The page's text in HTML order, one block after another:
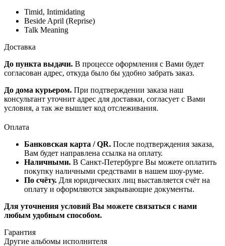
Timid, Intimidating
Beside April (Reprise)
Talk Meaning
Доставка
До пункта выдачи. В процессе оформления с Вами будет
согласован адрес, откуда было бы удобно забрать заказ.
До дома курьером. При подтверждении заказа наш
консультант уточнит адрес для доставки, согласует с Вами
условия, а так же вышлет код отслеживания.
Оплата
Банковская карта / QR. После подтверждения заказа,
Вам будет направлена ссылка на оплату.
Наличными. В Санкт-Петербурге Вы можете оплатить
покупку наличными средствами в нашем шоу-руме.
По счёту. Для юридических лиц выставляется счёт на
оплату и оформляются закрывающие документы.
Для уточнения условий Вы можете связаться с нами
любым удобным способом.
Гарантия
Другие альбомы исполнителя